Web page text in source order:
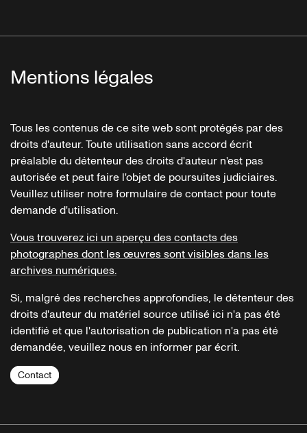
Mentions légales
Tous les contenus de ce site web sont protégés par des
droits d'auteur. Toute utilisation sans accord écrit
préalable du détenteur des droits d'auteur n'est pas
autorisée et peut faire l'objet de poursuites judiciaires.
Veuillez utiliser notre formulaire de contact pour toute
demande d'utilisation.
Vous trouverez ici un aperçu des contacts des
photographes dont les œuvres sont visibles dans les
archives numériques.
Si, malgré des recherches approfondies, le détenteur des
droits d'auteur du matériel source utilisé ici n'a pas été
identifié et que l'autorisation de publication n'a pas été
demandée, veuillez nous en informer par écrit.
Contact